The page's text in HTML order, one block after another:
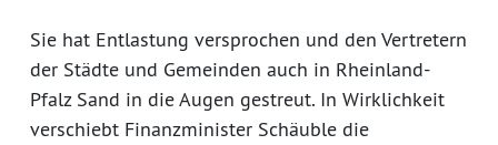
Sie hat Entlastung versprochen und den Vertretern
der Städte und Gemeinden auch in Rheinland-
Pfalz Sand in die Augen gestreut. In Wirklichkeit
verschiebt Finanzminister Schäuble die